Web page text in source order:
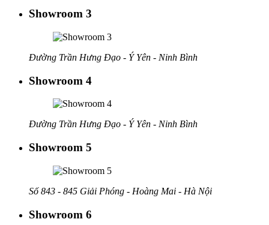
Showroom 3
Đường Trần Hưng Đạo - Ý Yên - Ninh Bình
Showroom 4
Đường Trần Hưng Đạo - Ý Yên - Ninh Bình
Showroom 5
Số 843 - 845 Giải Phóng - Hoàng Mai - Hà Nội
Showroom 6